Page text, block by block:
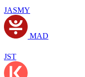
JASMY
MAD
JST